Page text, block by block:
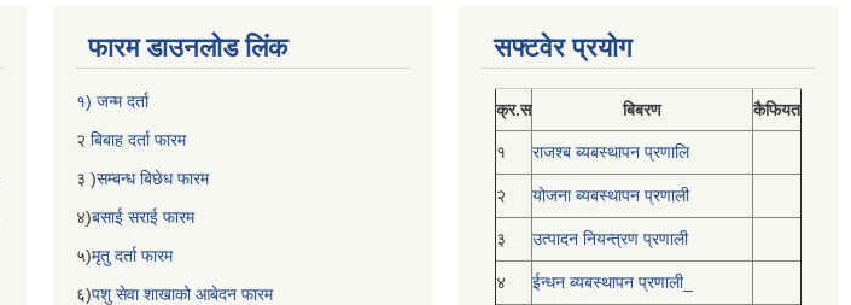
फारम डाउनलोड लिंक
१) जन्म दर्ता
२ बिबाह दर्ता फारम
३ )सम्बन्ध बिछेध फारम
४)बसाई सराई फारम
५)मृतु दर्ता फारम
६)पशु सेवा शाखाको आबेदन फारम
सफ्टवेर प्रयोग
क्र.स बिबरण कैफियत
१ राजश्ब ब्यबस्थापन प्रणालि
२ योजना ब्यबस्थापन प्रणाली
३ उत्पादन नियन्त्रण प्रणाली
४ ईन्धन ब्यबस्थापन प्रणाली_